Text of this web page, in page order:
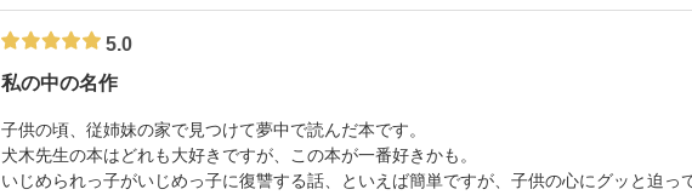
5.0
私の中の名作
子供の頃、従姉妹の家で見つけて夢中で読んだ本です。
犬木先生の本はどれも大好きですが、この本が一番好きかも。
いじめられっ子がいじめっ子に復讐する話、といえば簡単ですが、子供の心にグッと迫っ